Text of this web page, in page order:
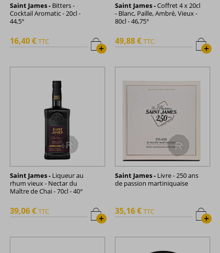
Saint James - Bitters -
Cocktail Aromatic - 20cl -
44,5°
+
16,40 € TTC
Saint James -Coffret 4 x 20cl
- Blanc, Paille, Ambré, Vieux -
80cl - 46,75°
+
49,88 € TTC
Saint James - Liqueur au
rhum vieux - Nectar du
Maître de Chai - 70cl - 40°
+
39,06 € TTC
Saint James - Livre - 250 ans
de passion martiniquaise
+
35,16 € TTC